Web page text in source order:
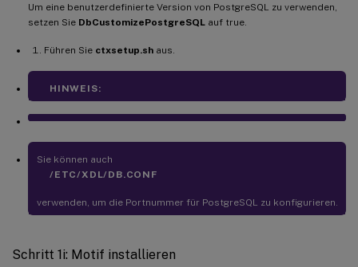
### PostgreSQL: 5432
DbPort =5432
yes
## Y
Um eine benutzerdefinierte Version von PostgreSQL zu verwenden,
setzen Sie DbCustomizePostgreSQL auf true.
Führen Sie ctxsetup.sh aus.
HINWEIS:
Sie können auch
/ETC/XDL/DB.CONF
verwenden, um die Portnummer für PostgreSQL zu konfigurieren.
Schritt 1i: Motif installieren